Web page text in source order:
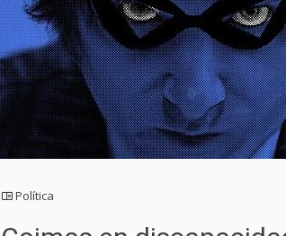
Política